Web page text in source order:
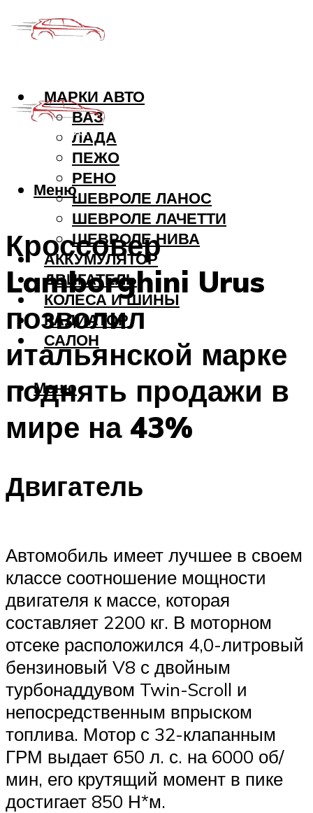
МАРКИ АВТО
ВАЗ
ЛАДА
ПЕЖО
РЕНО
ШЕВРОЛЕ ЛАНОС
ШЕВРОЛЕ ЛАЧЕТТИ
ШЕВРОЛЕ НИВА
АККУМУЛЯТОР
ДВИГАТЕЛЬ
КОЛЕСА И ШИНЫ
РАДИАТОР
САЛОН
Меню
Меню
Кроссовер
Lamborghini Urus
позволил
итальянской марке
поднять продажи в
мире на 43%
Двигатель
Автомобиль имеет лучшее в своем
классе соотношение мощности
двигателя к массе, которая
составляет 2200 кг. В моторном
отсеке расположился 4,0-литровый
бензиновый V8 с двойным
турбонаддувом Twin-Scroll и
непосредственным впрыском
топлива. Мотор с 32-клапанным
ГРМ выдает 650 л. с. на 6000 об/
мин, его крутящий момент в пике
достигает 850 Н*м.